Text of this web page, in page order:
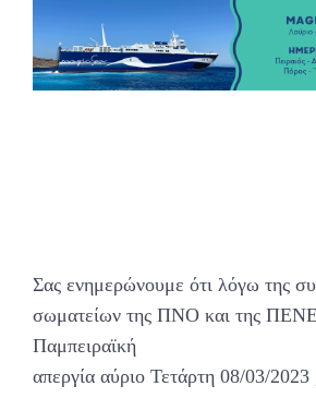
Σας ενημερώνουμε ότι λόγω της
σωματείων της ΠΝΟ και της
Παμπειραϊκή
απεργία αύριο Τετάρτη 08/03/2023